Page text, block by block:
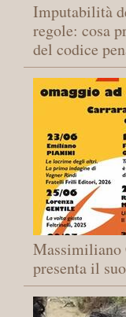
Imputabilità
regole: cosa
del codice
Massimiliano
presenta il